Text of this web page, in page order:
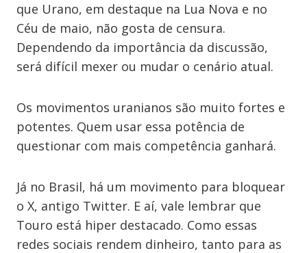
que Urano, em destaque na Lua Nova e no
Céu de maio, não gosta de censura.
Dependendo da importância da discussão,
será difícil mexer ou mudar o cenário atual.
Os movimentos uranianos são muito fortes e
potentes. Quem usar essa potência de
questionar com mais competência ganhará.
Já no Brasil, há um movimento para bloquear
o X, antigo Twitter. E aí, vale lembrar que
Touro está hiper destacado. Como essas
redes sociais rendem dinheiro, tanto para as